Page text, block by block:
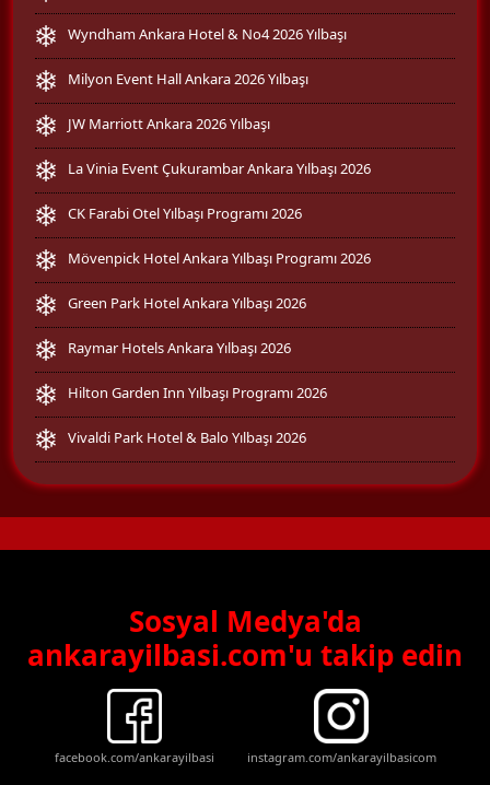
Wyndham Ankara Hotel & No4 2026 Yılbaşı
Milyon Event Hall Ankara 2026 Yılbaşı
JW Marriott Ankara 2026 Yılbaşı
La Vinia Event Çukurambar Ankara Yılbaşı 2026
CK Farabi Otel Yılbaşı Programı 2026
Mövenpick Hotel Ankara Yılbaşı Programı 2026
Green Park Hotel Ankara Yılbaşı 2026
Raymar Hotels Ankara Yılbaşı 2026
Hilton Garden Inn Yılbaşı Programı 2026
Vivaldi Park Hotel & Balo Yılbaşı 2026
Sosyal Medya'da
ankarayilbasi.com'u takip edin
facebook.com/ankarayilbasi instagram.com/ankarayilbasicom